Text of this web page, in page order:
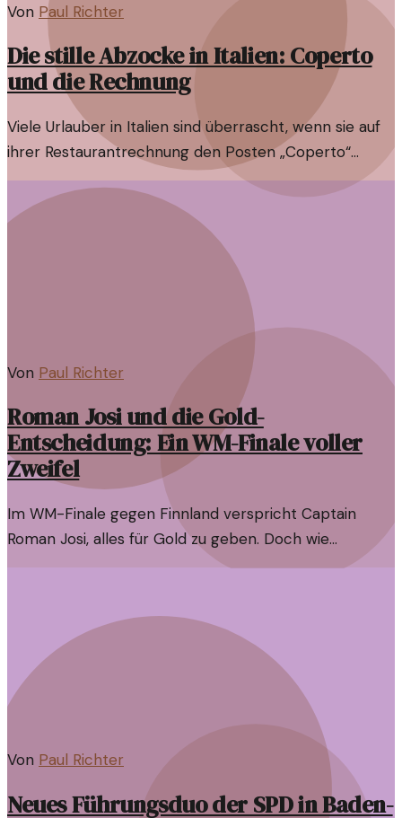
Von Paul Richter
Die stille Abzocke in Italien: Coperto
und die Rechnung
Viele Urlauber in Italien sind überrascht, wenn sie auf
ihrer Restaurantrechnung den Posten „Coperto“
finden. Oft zahlt man für etwas, das man nicht
verstanden hat.
Von Paul Richter
Roman Josi und die Gold-
Entscheidung: Ein WM-Finale voller
Zweifel
Im WM-Finale gegen Finnland verspricht Captain
Roman Josi, alles für Gold zu geben. Doch wie
realistisch ist dieser Anspruch?
Von Paul Richter
Neues Führungsduo der SPD in Baden-